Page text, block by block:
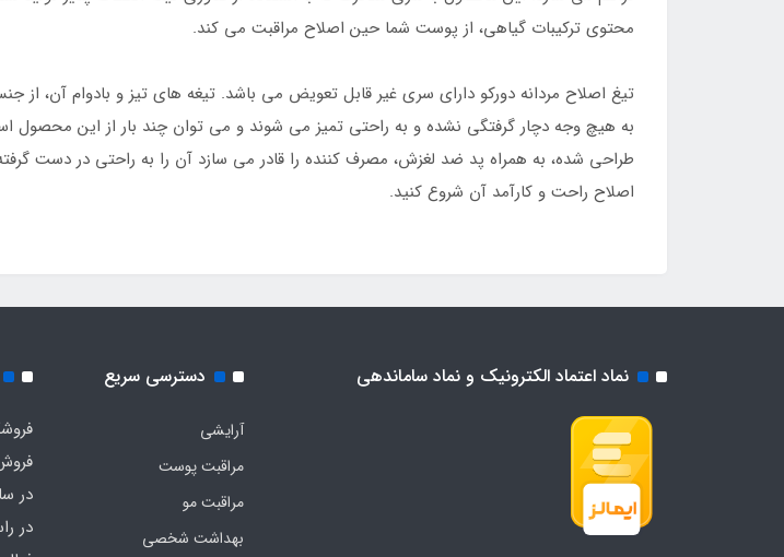
محتوی ترکیبات گیاهی، از پوست شما حین اصلاح مراقبت می کند.
تیغ اصلاح مردانه دورکو دارای سری غیر قابل تعویض می باشد. تیغه های تیز و بادوام آن،
به هیچ وجه دچار گرفتگی نشده و به راحتی تمیز می شوند و می توان چند بار از این محصول
طراحی شده، به همراه پد ضد لغزش، مصرف کننده را قادر می سازد آن را به راحتی در دست
اصلاح راحت و کارآمد آن شروع کنید.
نماد اعتماد الکترونیک و نماد ساماندهی دسترسی سریع
آرایشی
مراقبت پوست
مراقبت مو
بهداشت شخصی
در سال 1403
در